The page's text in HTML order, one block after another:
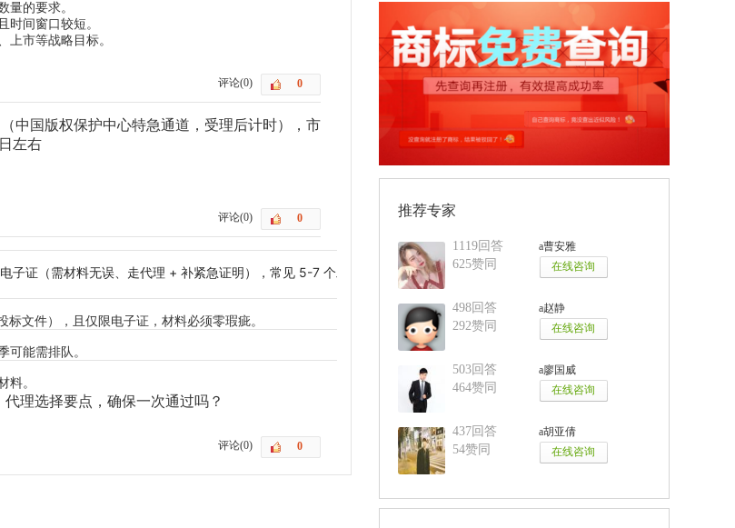
量的要求。
时间窗口较短。
上市等战略目标。
评论(0)
中国版权保护中心特急通道，受理后计时），市
左右
评论(0)
证（需材料无误、走代理 + 补紧急证明），常见 5-7 个工作日，
文件），且仅限电子证，材料必须零瑕疵。
能需排队。
料。
理选择要点 ，确保一次通过吗？
评论(0)
推荐专家
a曹安雅
1119回答
625赞同
a赵静
498回答
292赞同
a廖国威
503回答
464赞同
a胡亚倩
437回答
54赞同